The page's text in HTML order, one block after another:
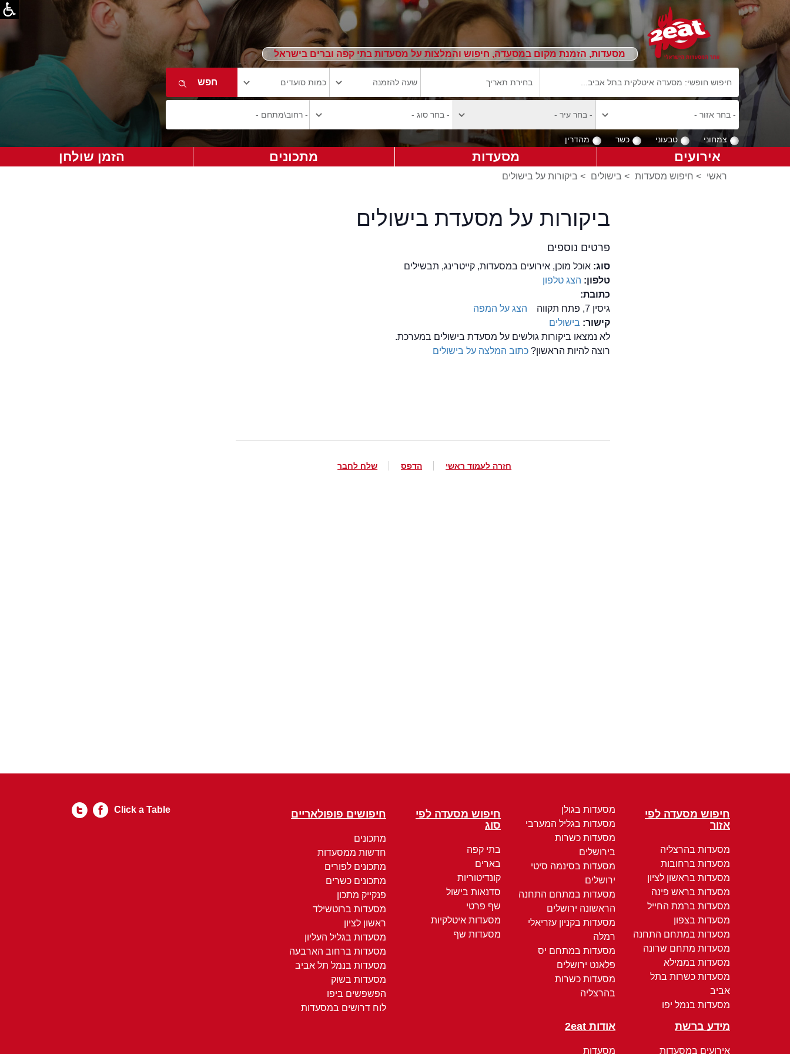
מסעדות, הזמנת מקום במסעדה, חיפוש והמלצות על מסעדות בתי קפה וברים בישראל
צמחוני טבעוני כשר מהדרין
אירועים מסעדות מתכונים הזמן שולחן
ראשי > חיפוש מסעדות > בישולים > ביקורות על בישולים
ביקורות על מסעדת בישולים
פרטים נוספים
סוג:אוכל מוכן, אירועים במסעדות, קייטרינג, תבשילים
טלפון: הצג טלפון
כתובת:
גיסין 7, פתח תקווה
הצג על המפה
קישור: בישולים
לא נמצאו ביקורות גולשים על מסעדת בישולים במערכת.
רוצה להיות הראשון?כתוב המלצה על בישולים
חזרה לעמוד ראשי הדפס שלח לחבר
חיפוש מסעדה לפי
אזור
מסעדות בהרצליה
מסעדות ברחובות
מסעדות בראשון לציון
מסעדות בראש פינה
מסעדות ברמת החייל
מסעדות בצפון
מסעדות במתחם התחנה
מסעדות מתחם שרונה
מסעדות בממילא
מסעדות כשרות בתל
אביב
מסעדות בנמל יפו
מסעדות בגולן
מסעדות בגליל המערבי
מסעדות כשרות
בירושלים
מסעדות בסינמה סיטי
ירושלים
מסעדות במתחם התחנה
הראשונה ירושלים
מסעדות בקניון עזריאלי
רמלה
מסעדות במתחם יס
פלאנט ירושלים
מסעדות כשרות
בהרצליה
חיפוש מסעדה לפי
סוג
בתי קפה
בארים
קונדיטוריות
סדנאות בישול
שף פרטי
מסעדות איטלקיות
מסעדות שף
חיפושים פופולאריים
מתכונים
חדשות ממסעדות
מתכונים לפורים
מתכונים כשרים
פנקייק מתכון
מסעדות ברוטשילד
ראשון לציון
מסעדות בגליל העליון
מסעדות ברחוב הארבעה
מסעדות בנמל תל אביב
מסעדות בשוק
הפשפשים ביפו
לוח דרושים במסעדות
מידע ברשת
אירועים במסעדות
אודות 2eat
מסעדות
Click a Table